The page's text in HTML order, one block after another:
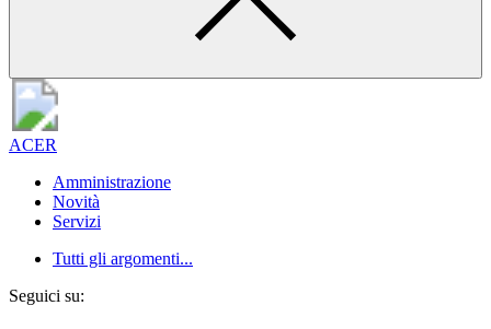
ACER
Amministrazione
Novità
Servizi
Tutti gli argomenti...
Seguici su: